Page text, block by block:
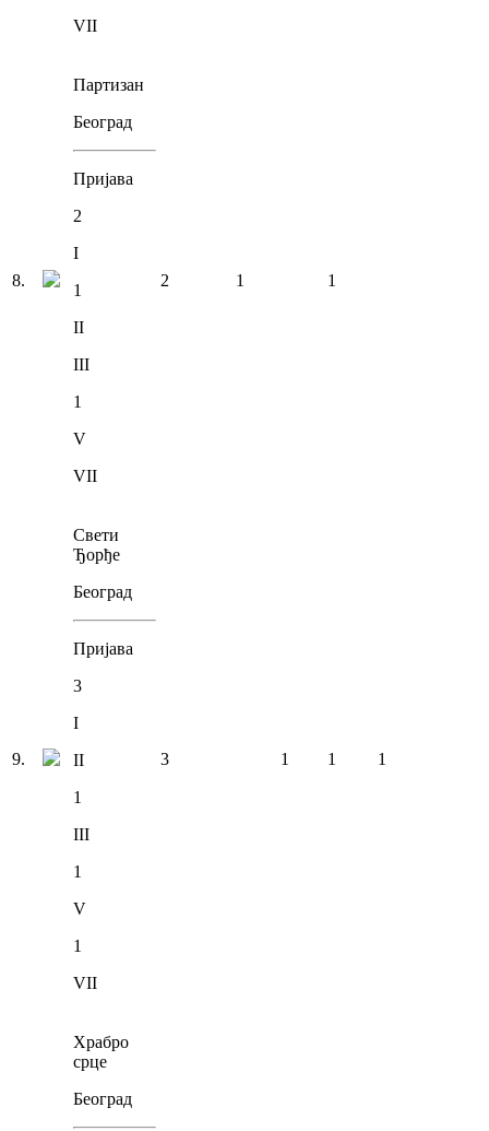
VII
8.
Партизан
Београд
Пријава
2
I
1
II
III
1
V
VII
2 1 1
9.
Свети
Ђорђе
Београд
Пријава
3
I
II
1
III
1
V
1
VII
3 1 1 1
Храбро
срце
Београд